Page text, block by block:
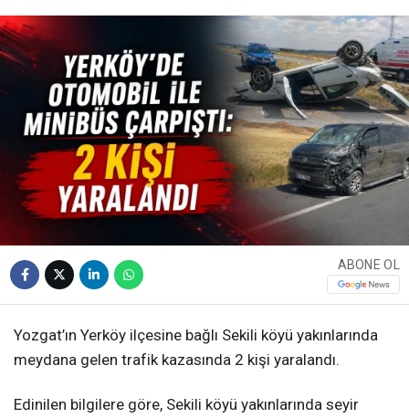
ABONE OL
Yozgat’ın Yerköy ilçesine bağlı Sekili köyü yakınlarında
meydana gelen trafik kazasında 2 kişi yaralandı.
Edinilen bilgilere göre, Sekili köyü yakınlarında seyir